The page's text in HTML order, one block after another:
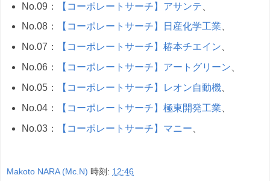
No.09：
【コーポレートサーチ】アサンテ
No.08：
【コーポレートサーチ】日産化学工業
No.07：
【コーポレートサーチ】椿本チエイン
No.06：
【コーポレートサーチ】アートグリーン
No.05：
【コーポレートサーチ】レオン自動機、
No.04：
【コーポレートサーチ】極東開発工業
No.03：
【コーポレートサーチ】マニー
Makoto NARA (Mc.N) 時刻: 12:46